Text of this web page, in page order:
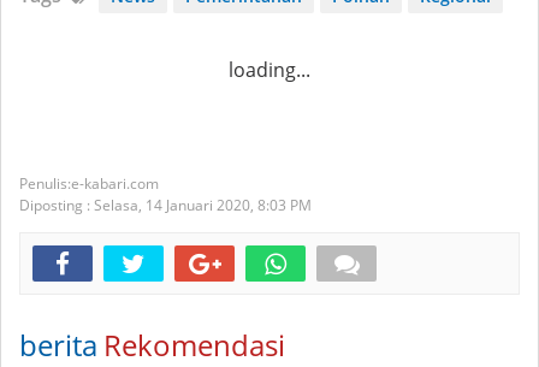
loading...
e-kabari.com
Diposting : Selasa, 14 Januari 2020, 8:03 PM
berita Rekomendasi